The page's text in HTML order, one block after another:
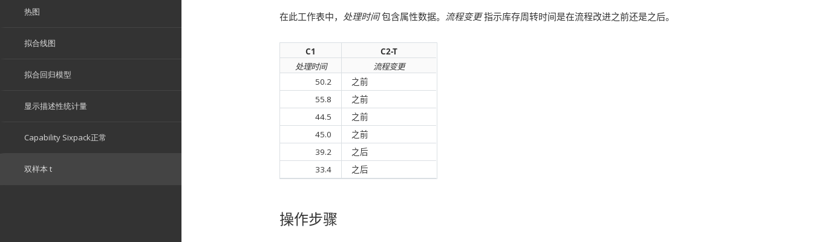
在此工作表中， 处理时间包含属性数据。 流程变更指示库存周转时间是在流程改进之前还是之后。
C1
C2-T
处理时间
流程变更
50.2
之前
55.8
之前
44.5
之前
45.0
之前
39.2
之后
33.4
之后
操作步骤